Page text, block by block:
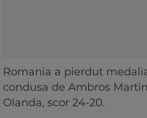
Romania a pierdut
condusa de Ambros
Olanda, scor 24-20.